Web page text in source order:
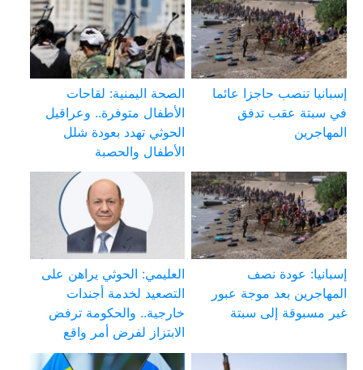
إسبانيا تنصب حاجزا عائما
في سبتة عقب تدفق
المهاجرين
الصحة اليمنية: لقاحات
الأطفال متوفرة.. وعراقيل
الحوثي تهدد بعودة شلل
الأطفال والحصبة
إسبانيا: عودة نصف
المهاجرين بعد موجة عبور
غير مسبوقة إلى سبتة
العليمي: الحوثي يراهن على
التصعيد لخدمة أجندات
خارجية.. والحكومة ترفض
الابتزاز لفرض أمر واقع